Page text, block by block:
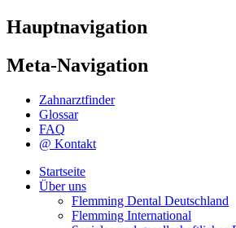
Hauptnavigation
Meta-Navigation
Zahnarztfinder
Glossar
FAQ
@ Kontakt
Startseite
Über uns
Flemming Dental Deutschland
Flemming International